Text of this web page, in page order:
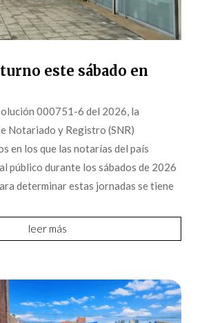
este sábado en
000751-6 del 2026, la
Notariado y Registro (SNR)
en los que las notarías del país
público durante los sábados de 2026
determinar estas jornadas se tiene
leer más